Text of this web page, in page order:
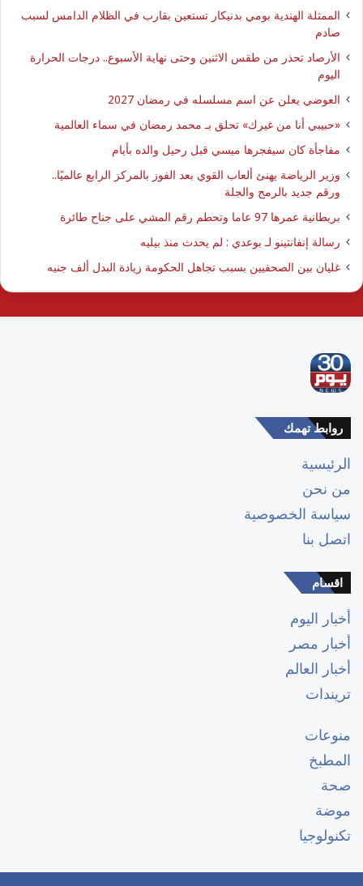
الممثلة الهندية بومي بدنيكار تستعين بقارب في الظلام الدامس لسبب
صادم
الأرصاد تحذر من طقس الاثنين وحتى نهاية الأسبوع.. درجات الحرارة
اليوم
العوضي يعلن عن اسم مسلسله في رمضان 2027
​«حبيبي أنا من غيرك» تحلق بـ محمد رمضان في سماء العالمية
مفاجأة كان سيفجرها ميسي قبل رحيل والده بأيام
وزير الرياضة يهنئ ألعاب القوي بعد الفوز بالمركز الرابع عالميًا..
ورقم جديد بالرمح والجلة
بريطانية عمرها 97 عاما وتحطم رقم المشي على جناح طائرة
رسالة إنفانتينو لـ بوعدي : لم يحدث منذ بيليه
غليان بين الصحفيين بسبب تجاهل الحكومة زيادة البدل ألف جنيه
روابط تهمك
الرئيسية
من نحن
سياسة الخصوصية
اتصل بنا
اقسام
أخبار اليوم
أخبار مصر
أخبار العالم
تريندات
منوعات
المطبخ
صحة
موضة
تكنولوجيا